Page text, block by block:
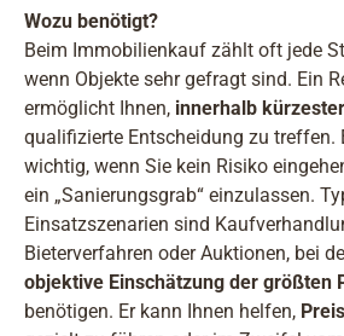
Wozu benötigt?
Beim Immobilienkauf zählt oft jede
wenn Objekte sehr gefragt sind. Ein
ermöglicht Ihnen, innerhalb
qualifizierte Entscheidung zu treffen.
wichtig, wenn Sie kein Risiko
ein „Sanierungsgrab“ einzulassen.
Einsatzszenarien sind
Bieterverfahren oder Auktionen, bei
objektive Einschätzung der größten
benötigen. Er kann Ihnen helfen,